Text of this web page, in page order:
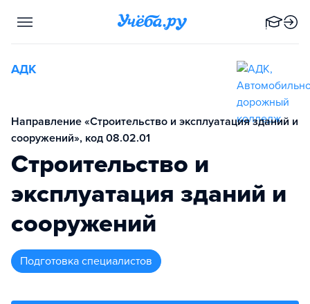
АДК
Направление «Строительство и эксплуатация зданий и
сооружений», код 08.02.01
Строительство и
эксплуатация зданий и
сооружений
подготовка специалистов